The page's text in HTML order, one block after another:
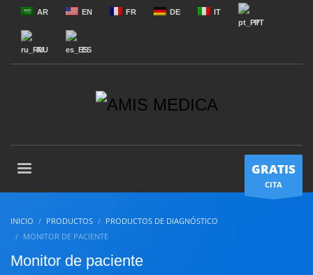
AR EN FR DE
IT
PT
RU ES
GRATIS
CITA
INICIO PRODUCTOS
PRODUCTOS DE DIAGNÓSTICO
MONITOR DE PACIENTE
Monitor de paciente